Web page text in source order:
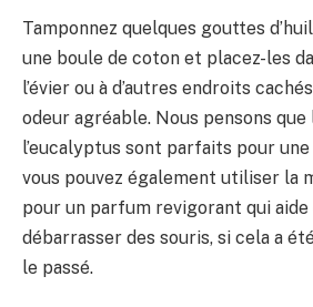
Tamponnez quelques gouttes
une boule de coton et placez-les
l’évier ou à d’autres endroits
odeur agréable. Nous pensons
l’eucalyptus sont parfaits pour une
vous pouvez également utiliser la
pour un parfum revigorant qui aide
débarrasser des souris, si cela a
le passé.